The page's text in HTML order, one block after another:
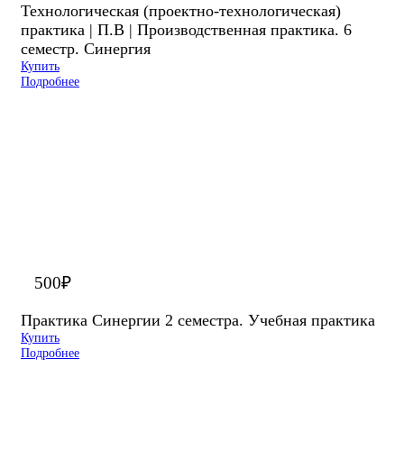
Технологическая (проектно-технологическая)
практика | П.В | Производственная практика. 6
семестр. Синергия
Купить
Подробнее
500₽
Практика Синергии 2 семестра. Учебная практика
Купить
Подробнее